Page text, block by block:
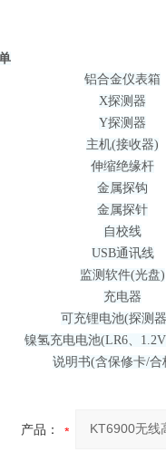
铝合金仪表箱
X探测器
Y探测器
主机(接收器)
伸缩绝缘杆
金属探钩
金属探针
自校线
USB通讯线
监测软件(光盘)
充电器
可充锂电池(探测
镍氢充电电池(LR6、
说明书(含保修卡/合
产品：